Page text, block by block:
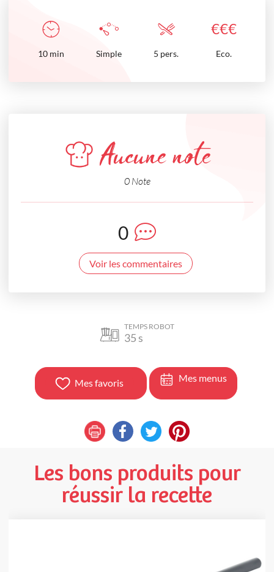
€€€
10 min Simple 5 pers. Eco.
Aucune note
0 Note
0
Voir les commentaires
TEMPS ROBOT
35 s
Mes favoris Mes menus
Les bons produits pour
réussir la recette